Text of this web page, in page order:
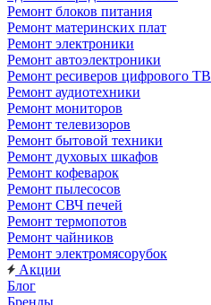
Ремонт блоков питания
Ремонт материнских плат
Ремонт электроники
Ремонт автоэлектроники
Ремонт ресиверов цифрового ТВ
Ремонт аудиотехники
Ремонт мониторов
Ремонт телевизоров
Ремонт бытовой техники
Ремонт духовых шкафов
Ремонт кофеварок
Ремонт пылесосов
Ремонт СВЧ печей
Ремонт термопотов
Ремонт чайников
Ремонт электромясорубок
Акции
Блог
Бренды